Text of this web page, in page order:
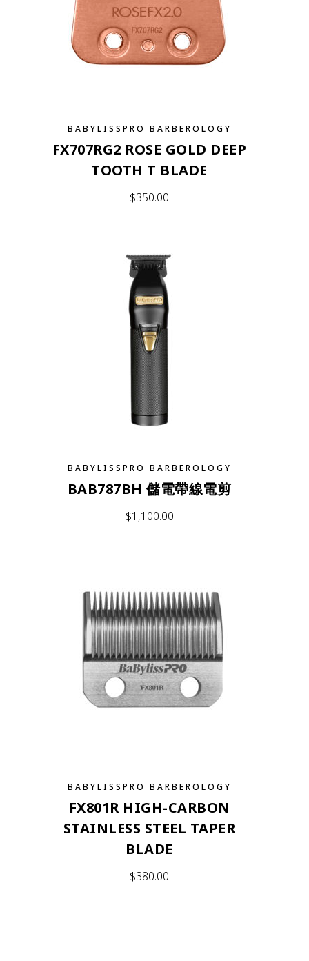
BABYLISSPRO BARBEROLOGY
FX707RG2 ROSE GOLD DEEP
TOOTH T BLADE
$350.00
BABYLISSPRO BARBEROLOGY
BAB787BH 儲電帶線電剪
$1,100.00
BABYLISSPRO BARBEROLOGY
FX801R HIGH-CARBON
STAINLESS STEEL TAPER
BLADE
$380.00